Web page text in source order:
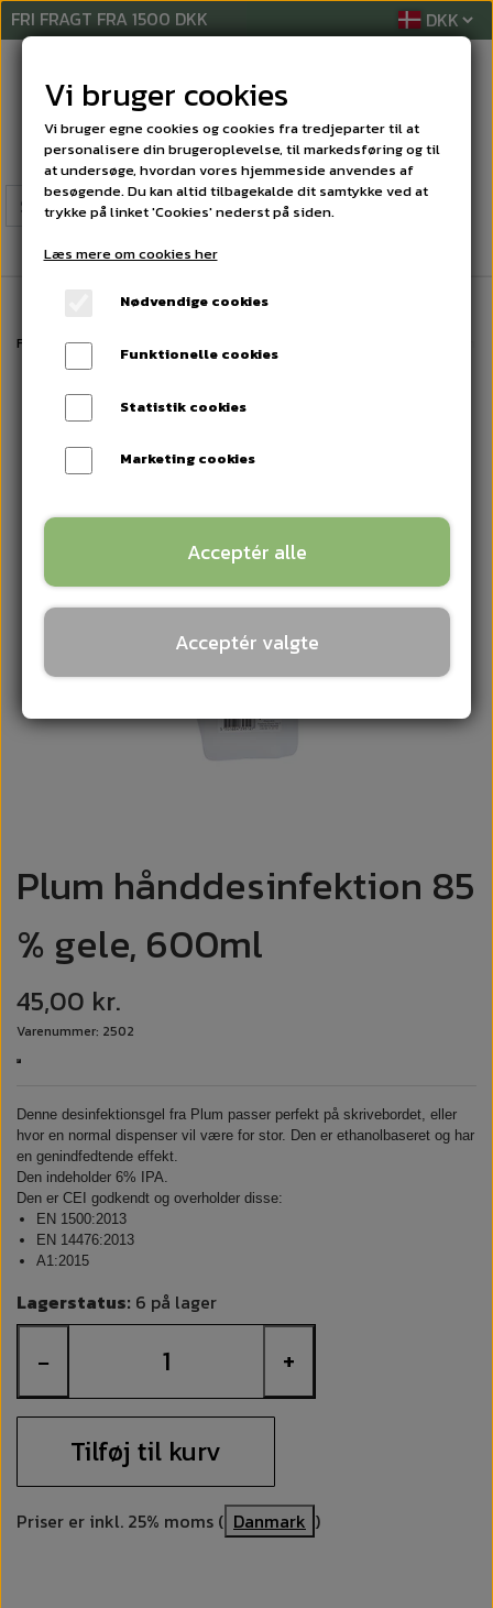
FRI FRAGT FRA 1500 DKK
Forside PERSONLIG PLEJE PRODUKTER
Plum hånddesinfektion 85
% gele, 600ml
45,00 kr.
Varenummer: 2502
Denne desinfektionsgel fra Plum passer perfekt på skrivebordet, eller
hvor en normal dispenser vil være for stor. Den er ethanolbaseret og har
en genindfedtende effekt.
Den indeholder 6% IPA.
Den er CEI godkendt og overholder disse:
EN 1500:2013
EN 14476:2013
A1:2015
Lagerstatus: 6 på lager
− +
Tilføj til kurv
Priser er inkl. 25% moms ( Danmark )
Vi bruger cookies
Vi bruger egne cookies og cookies fra tredjeparter til at
personalisere din brugeroplevelse, til markedsføring og til
at undersøge, hvordan vores hjemmeside anvendes af
besøgende. Du kan altid tilbagekalde dit samtykke ved at
trykke på linket 'Cookies' nederst på siden.
Læs mere om cookies her
Nødvendige cookies
Funktionelle cookies
Statistik cookies
Marketing cookies
Acceptér alle
Acceptér valgte